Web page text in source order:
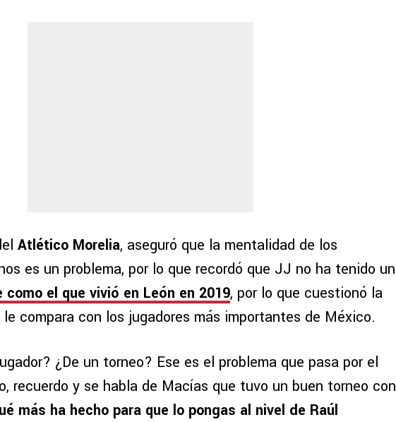
Atlético Morelia, aseguró que la mentalidad de los
es un problema, por lo que recordó que JJ no ha tenido un
el que vivió en León en 2019, por lo que cuestionó la
compara con los jugadores más importantes de México.
¿De un torneo? Ese es el problema que pasa por el
recuerdo y se habla de Macías que tuvo un buen torneo con
más ha hecho para que lo pongas al nivel de Raúl